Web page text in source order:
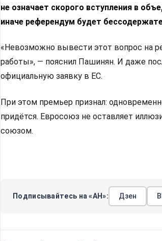
не означает скорого вступления в
иначе референдум будет
«Невозможно вывести этот вопрос на
работы», — пояснил Пашинян. И даже
официальную заявку в ЕС.
При этом премьер признал:
придётся. Евросоюз не оставляет
союзом.
Подписывайтесь на «АН»: Дзен